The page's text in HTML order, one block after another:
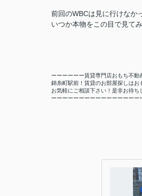
前回のWBCは見に行けなか
いつか本物をこの目で見て
ーーーーーー賃貸専門店おもち不動
錦糸町駅前！賃貸のお部屋探しはお
お気軽にご相談下さい！是非お待ち
ーーーーーーーーーーーーーーーー